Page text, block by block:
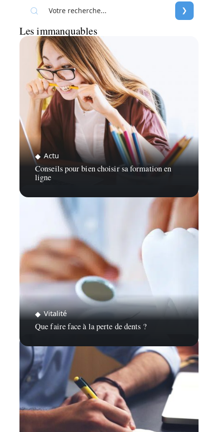
Les immanquables
Actu
Conseils pour bien choisir sa formation en
ligne
Vitalité
Que faire face à la perte de dents ?